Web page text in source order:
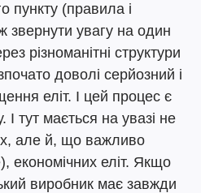
пункту (правила і
звернути увагу на один
різноманітні структури
доволі серйозний і
еліт. І цей процес є
тут мається на увазі не
але й, що важливо
економічних еліт. Якщо
виробник має завжди